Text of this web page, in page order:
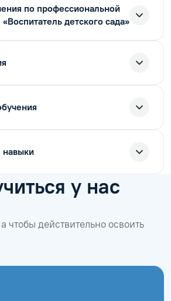
по профессиональной
детского сада»
у нас
чтобы действительно освоить